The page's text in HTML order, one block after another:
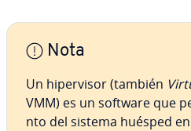
Nota
Un hi­pe­r­vi­sor (también
VMM) es un software que
n­to del sistema huésped